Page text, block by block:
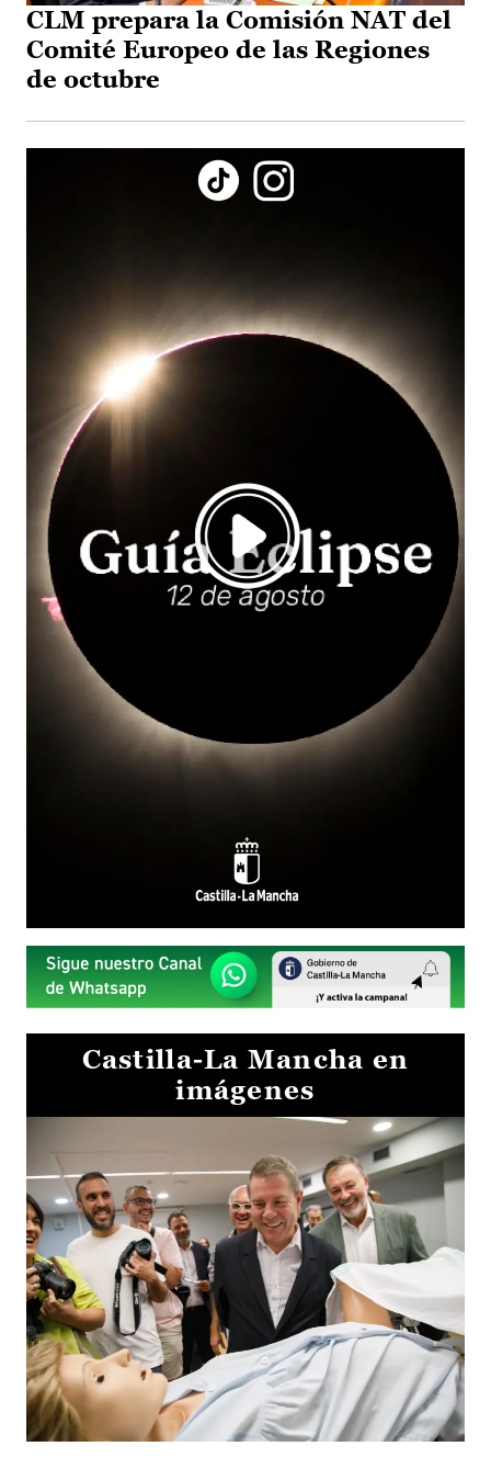
CLM prepara la Comisión NAT del
Comité Europeo de las Regiones
de octubre
Castilla-La Mancha en
imágenes